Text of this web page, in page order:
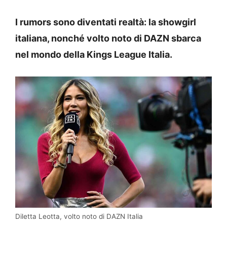
I rumors sono diventati realtà: la showgirl
italiana, nonché volto noto di DAZN sbarca
nel mondo della Kings League Italia.
Diletta Leotta, volto noto di DAZN Italia